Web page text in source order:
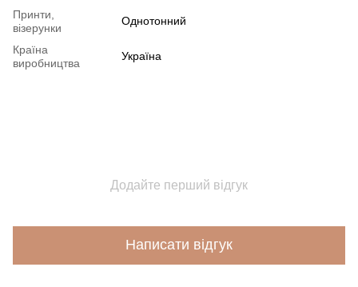
Принти,
візерунки
Однотонний
Країна
виробництва
Україна
Додайте перший відгук
Написати відгук